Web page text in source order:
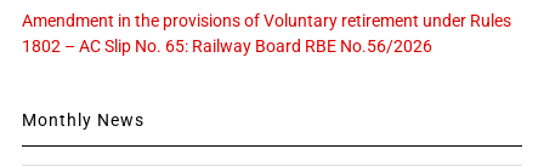
Amendment in the provisions of Voluntary retirement under Rules
1802 – AC Slip No. 65: Railway Board RBE No.56/2026
Monthly News